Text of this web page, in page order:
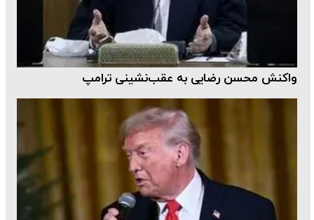
واکنش محسن رضایی به عقب‌نشینی ترامپ